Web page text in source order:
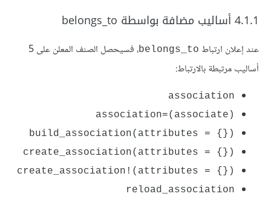
4.1.1 أساليب مضافة بواسطة belongs_to
عند إعلان ارتباط belongs_to
، فسيحصل الصنف المعلن على 5
أساليب مرتبطة بالارتباط:
association
association=(associate)
({} = build_association(attributes
({} = create_association(attributes
({} = create_association!(attributes
reload_association